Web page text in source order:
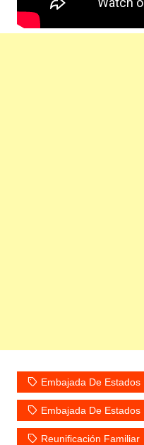
Embajada De
Embajada De
Reunificación Familiar